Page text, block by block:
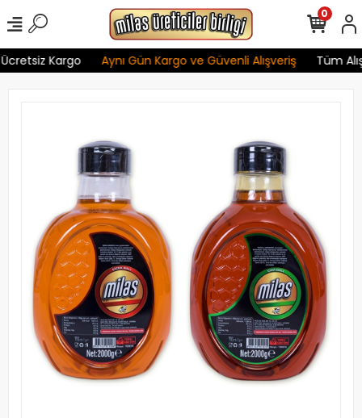
Kargo Aynı Gün Kargo ve Güvenli Alışveriş Tüm
0